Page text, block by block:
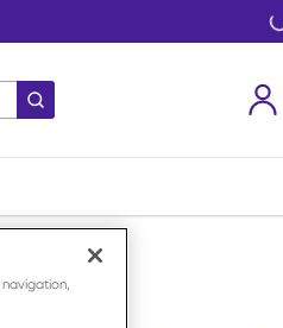
Skicka sökning